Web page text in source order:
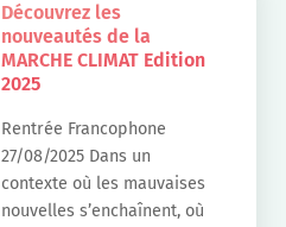
Découvrez les
nouveautés de la
MARCHE CLIMAT Edition
2025
Rentrée Francophone
27/08/2025 Dans un
contexte où les mauvaises
nouvelles s’enchaînent, où